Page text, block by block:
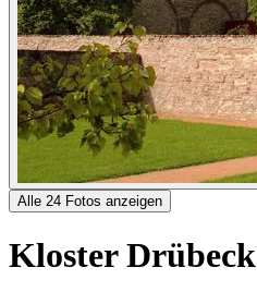
Alle 24 Fotos anzeigen
Kloster Drübeck